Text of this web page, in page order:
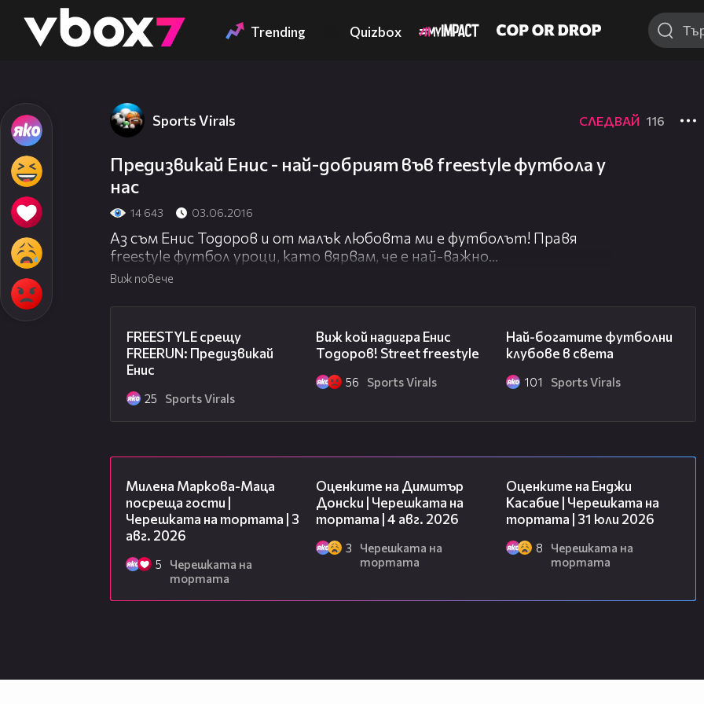
👾 Trending Quizbox
Sports Virals СЛЕДВАЙ 116
Предизвикай Енис - най-добрият във freestyle футбола у
нас
14 643 03.06.2016
Аз съм Енис Тодоров и от малък любовта ми е футболът! Правя
freestyle футбол уроци, като вярвам, че е най-важно
постоянството и да обичаш всяка една тренировка.
Очаквайте още много готини футболни видеа с мен :)
Producer: www.7talents.bg
Виж повече
FREESTYLE срещу
FREERUN: Предизвикай
Енис
25 Sports Virals
Виж кой надигра Енис
Тодоров! Street freestyle
56 Sports Virals
Най-богатите футболни
клубове в света
101 Sports Virals
Милена Маркова-Маца
посреща гости |
Черешката на тортата | 3
авг. 2026
5
Черешката на
тортата
Оценките на Димитър
Донски | Черешката на
тортата | 4 авг. 2026
3
Черешката на
тортата
Оценките на Енджи
Касабие | Черешката на
тортата | 31 юли 2026
8
Черешката на
тортата